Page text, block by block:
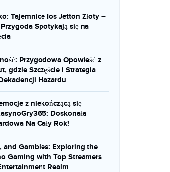
Tajemnice Ios Jetton Złoty –
Spotykają się na
Przygodowa Opowieść z
gdzie Szczęście i Strategia
Hazardu
z niekończącą się
Doskonała
Na Cały Rok!
and Gambles: Exploring the
Gaming with Top Streamers
Realm